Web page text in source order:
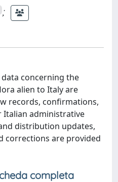
;
concerning the
alien to Italy are
records, confirmations,
Italian administrative
distribution updates,
corrections are provided
completa